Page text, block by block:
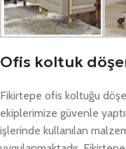
Ofis koltuk
Fikirtepe ofis koltuğu
ekiplerimize güvenle
işlerinde kullanılan